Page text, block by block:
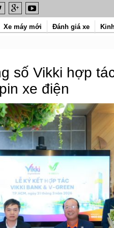
Xe máy mới Đánh giá xe
số Vikki hợp
xe điện